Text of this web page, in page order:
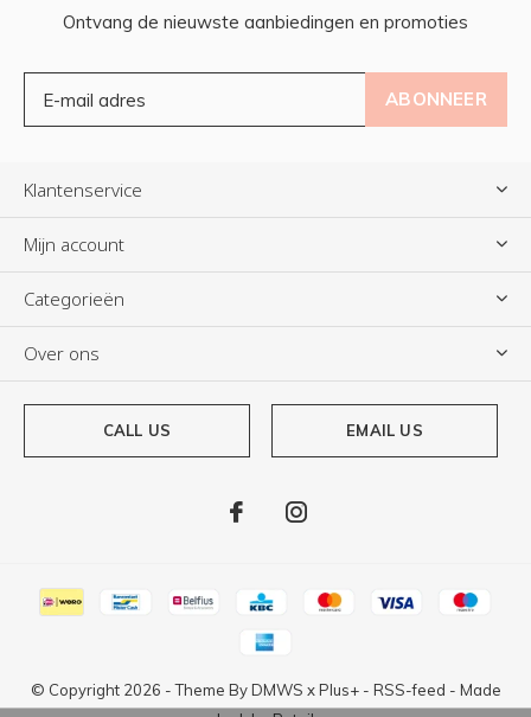
Ontvang de nieuwste aanbiedingen en promoties
ABONNEER
Klantenservice
Mijn account
Categorieën
Over ons
CALL US EMAIL US
© Copyright 2026 - Theme ByDMWS xPlus+- RSS-feed - Made